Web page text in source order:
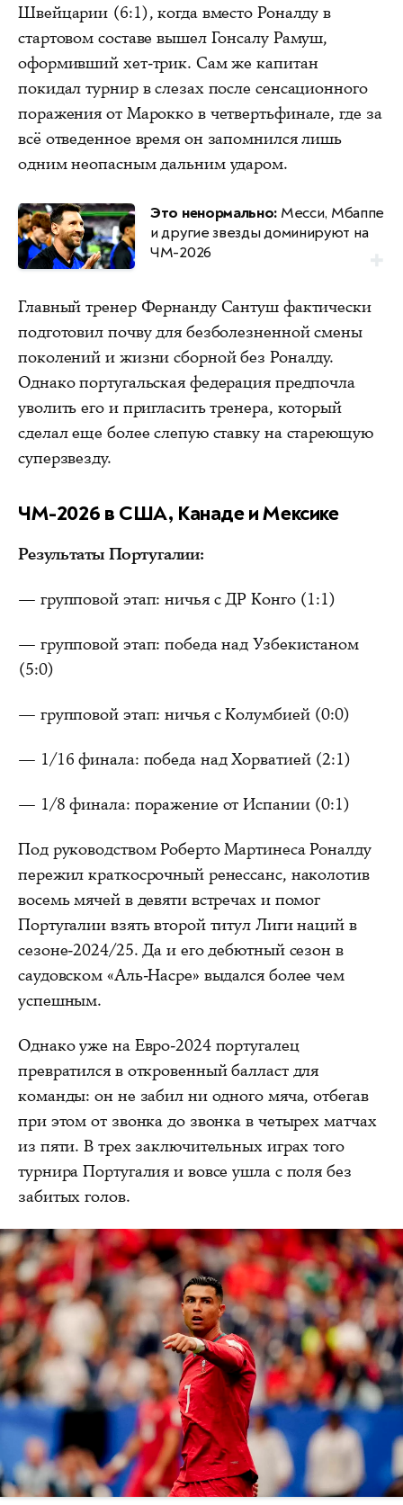
Швейцарии (6:1), когда вместо Роналду в
стартовом составе вышел Гонсалу Рамуш,
оформивший хет-трик. Сам же капитан
покидал турнир в слезах после сенсационного
поражения от Марокко в четвертьфинале, где за
всё отведенное время он запомнился лишь
одним неопасным дальним ударом.
Это ненормально: Месси, Мбаппе
и другие звезды доминируют на
ЧМ-2026
Главный тренер Фернанду Сантуш фактически
подготовил почву для безболезненной смены
поколений и жизни сборной без Роналду.
Однако португальская федерация предпочла
уволить его и пригласить тренера, который
сделал еще более слепую ставку на стареющую
суперзвезду.
ЧМ-2026 в США, Канаде и Мексике
Результаты Португалии:
— групповой этап: ничья с ДР Конго (1:1)
— групповой этап: победа над Узбекистаном
(5:0)
— групповой этап: ничья с Колумбией (0:0)
— 1/16 финала: победа над Хорватией (2:1)
— 1/8 финала: поражение от Испании (0:1)
Под руководством Роберто Мартинеса Роналду
пережил краткосрочный ренессанс, наколотив
восемь мячей в девяти встречах и помог
Португалии взять второй титул Лиги наций в
сезоне-2024/25. Да и его дебютный сезон в
саудовском «Аль-Насре» выдался более чем
успешным.
Однако уже на Евро-2024 португалец
превратился в откровенный балласт для
команды: он не забил ни одного мяча, отбегав
при этом от звонка до звонка в четырех матчах
из пяти. В трех заключительных играх того
турнира Португалия и вовсе ушла с поля без
забитых голов.